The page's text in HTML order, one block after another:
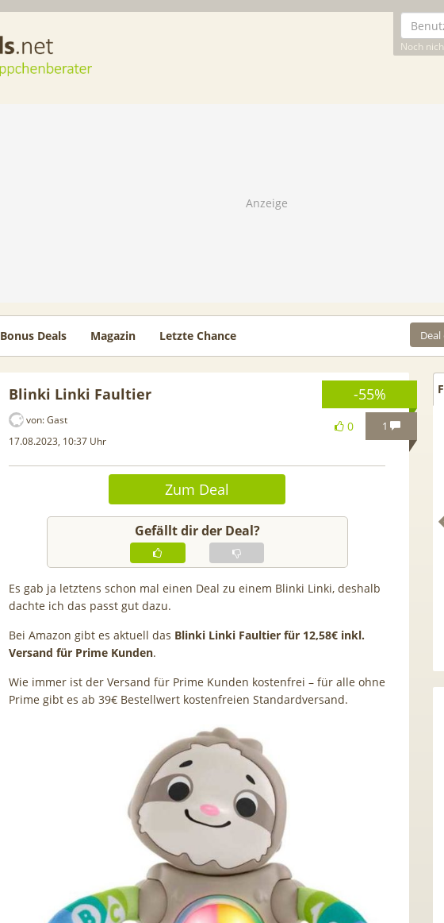
Noch
Bonus Deals Magazin Letzte Chance
-55%
1
0
Blinki Linki Faultier
von:Gast
17.08.2023, 10:37 Uhr
Zum Deal
Gefällt dir der Deal?
Es gab ja letztens schon mal einen Deal zu einem Blinki Linki, deshalb
dachte ich das passt gut dazu.
Bei Amazon gibt es aktuell das Blinki Linki Faultier für 12,58€ inkl.
Versand für Prime Kunden.
Wie immer ist der Versand für Prime Kunden kostenfrei – für alle ohne
Prime gibt es ab 39€ Bestellwert kostenfreien Standardversand.
TCL tragbares 3-in-1
Klimagerät | Kühlen /
App- & Smart-Home-
Integration
[93€ vs. Idealo!] Gratis Pixel
19€ + 20GB Vodafone 5G
für 14,99€ mtl. (Trade-In)